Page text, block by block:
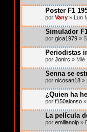
Poster F1
por Vany » Lun
Simulador
por gica1979 »
Periodistas
por Jonirc » Mié
Senna se
por nicosan18 »
¿Quien ha
por f150alonso
La película
por emilianolp »